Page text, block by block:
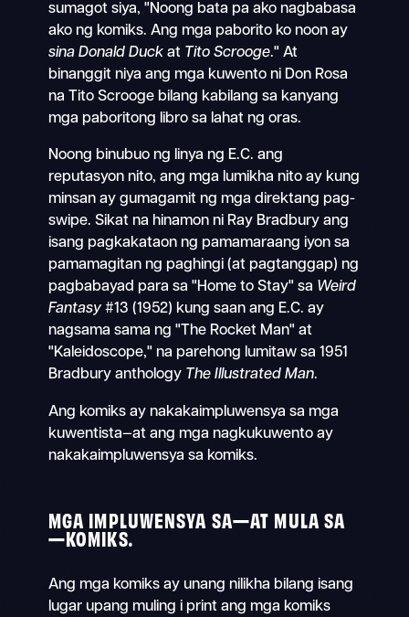
sumagot siya, "Noong bata pa ako nagbabasa
ako ng komiks. Ang mga paborito ko noon ay
sina Donald Duckat Tito Scrooge." At
binanggit niya ang mga kuwento ni Don Rosa
na Tito Scrooge bilang kabilang sa kanyang
mga paboritong libro sa lahat ng oras.
Noong binubuo ng linya ng E.C. ang
reputasyon nito, ang mga lumikha nito ay kung
minsan ay gumagamit ng mga direktang pag-
swipe. Sikat na hinamon ni Ray Bradbury ang
isang pagkakataon ng pamamaraang iyon sa
pamamagitan ng paghingi (at pagtanggap) ng
pagbabayad para sa "Home to Stay" sa Weird
Fantasy#13 (1952) kung saan ang E.C. ay
nagsama sama ng "The Rocket Man" at
"Kaleidoscope," na parehong lumitaw sa 1951
Bradbury anthology The Illustrated Man.
Ang komiks ay nakakaimpluwensya sa mga
kuwentista—at ang mga nagkukuwento ay
nakakaimpluwensya sa komiks.
MGA IMPLUWENSYA SA—AT MULA SA
—KOMIKS.
Ang mga komiks ay unang nilikha bilang isang
lugar upang muling i print ang mga komiks